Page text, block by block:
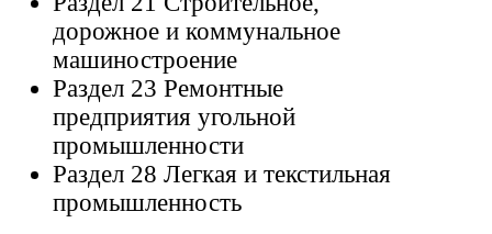
дорожное и коммунальное
машиностроение
Раздел 23 Ремонтные
предприятия угольной
промышленности
Раздел 28 Легкая и текстильная
промышленность